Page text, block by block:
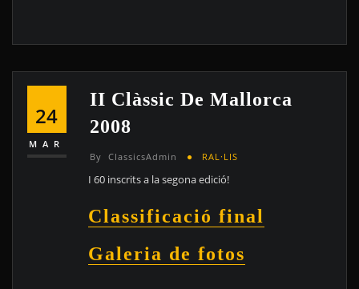
24
MAR
II Clàssic De Mallorca
2008
By ClassicsAdmin RAL·LIS
I 60 inscrits a la segona edició!
Classificació final
Galeria de fotos